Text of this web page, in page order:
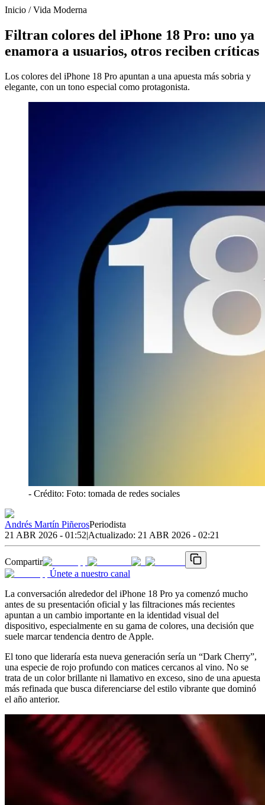
Inicio /Vida Moderna
Filtran colores del iPhone 18 Pro: uno ya
enamora a usuarios, otros reciben críticas
Los colores del iPhone 18 Pro apuntan a una apuesta más sobria y
elegante, con un tono especial como protagonista.
- Crédito: Foto: tomada de redes sociales
Andrés Martín PiñerosPeriodista
21 ABR 2026 - 01:52|Actualizado: 21 ABR 2026 - 02:21
Compartir
Únete a nuestro canal
La conversación alrededor del iPhone 18 Pro ya comenzó mucho
antes de su presentación oficial y las filtraciones más recientes
apuntan a un cambio importante en la identidad visual del
dispositivo, especialmente en su gama de colores, una decisión que
suele marcar tendencia dentro de Apple.
El tono que lideraría esta nueva generación sería un “Dark Cherry”,
una especie de rojo profundo con matices cercanos al vino. No se
trata de un color brillante ni llamativo en exceso, sino de una apuesta
más refinada que busca diferenciarse del estilo vibrante que dominó
el año anterior.